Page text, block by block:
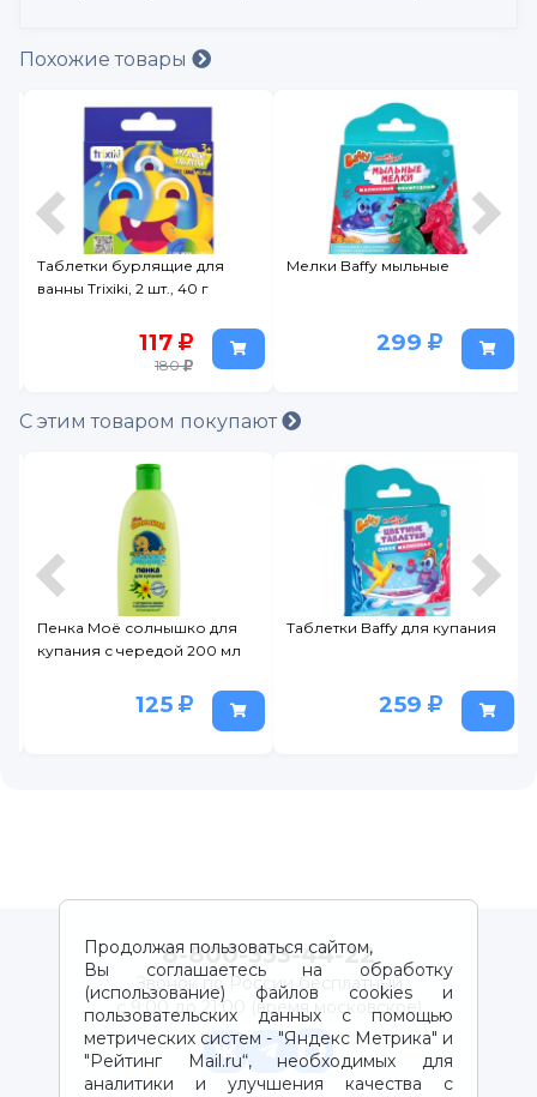
Похожие товары
Мелки Baffy мыльные
299
Пенка Моё солнышко для
125
С этим товаром покупают
для
200 мл
Таблетки Baffy для купания
259
Пена AQA baby
399
Продолжая пользоваться сайтом,
Вы соглашаетесь на обработку
(использование) файлов cookies и
пользовательских данных с помощью
метрических систем - "Яндекс Метрика" и
"Рейтинг Mail.ru“, необходимых для
аналитики и улучшения качества с
8-800-333-44-22
Звонок по России бесплатный
с 9:00 до 21:00 (время московское)